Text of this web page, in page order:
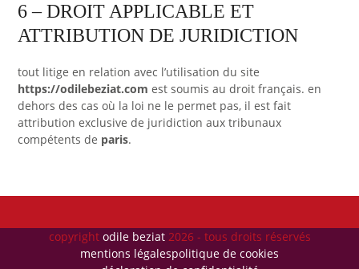
6 – DROIT APPLICABLE ET
ATTRIBUTION DE JURIDICTION
tout litige en relation avec l’utilisation du site
https://odilebeziat.com est soumis au droit français. en
dehors des cas où la loi ne le permet pas, il est fait
attribution exclusive de juridiction aux tribunaux
compétents de paris.
copyright odile beziat2026 - tous droits réservés
mentions légalespolitique de cookies